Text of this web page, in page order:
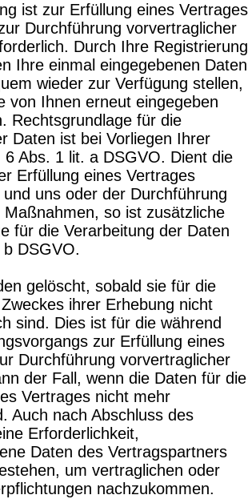
ist zur Erfüllung eines Vertrages
Durchführung vorvertraglicher
Durch Ihre Registrierung
Ihre einmal eingegebenen Daten
wieder zur Verfügung stellen,
von Ihnen erneut eingegeben
Rechtsgrundlage für die
Daten ist bei Vorliegen Ihrer
6 Abs. 1 lit. a DSGVO. Dient die
Erfüllung eines Vertrages
uns oder der Durchführung
so ist zusätzliche
für die Verarbeitung der Daten
DSGVO.
gelöscht, sobald sie für die
ihrer Erhebung nicht
sind. Dies ist für die während
zur Erfüllung eines
Durchführung vorvertraglicher
der Fall, wenn die Daten für die
Vertrages nicht mehr
Auch nach Abschluss des
Erforderlichkeit,
Daten des Vertragspartners
um vertraglichen oder
nachzukommen.